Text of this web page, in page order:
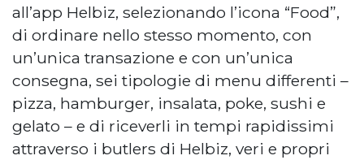
all’app Helbiz, selezionando l’icona “Food”,
di ordinare nello stesso momento, con
un’unica transazione e con un’unica
consegna, sei tipologie di menu differenti –
pizza, hamburger, insalata, poke, sushi e
gelato – e di riceverli in tempi rapidissimi
attraverso i butlers di Helbiz, veri e propri